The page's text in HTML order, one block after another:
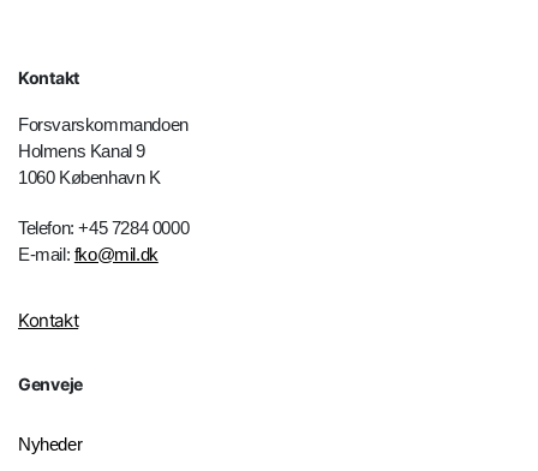
Kontakt
Forsvarskommandoen
Holmens Kanal 9
1060 København K
Telefon: +45 7284 0000
E-mail: fko@mil.dk
Kontakt
Genveje
Nyheder